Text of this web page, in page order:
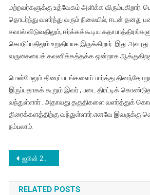
மற்றவர்களுக்கு உத்வேகம் அளிக்க விரும்புகிறார்.
தொடர்ந்து வளர்ந்து வரும் நிலையில், ஈடன் தனது
சவால் விடுவதிலும், ஈர்க்கக்கூடிய
கொடுப்பதிலும் உறுதியாக இருக்கிறார். இது அவரது
வருகையைக் கவனிக்கத்தக்க ஒன்றாக
மென்மேலும் திரைப்படங்களைப் பார்த்து
இருப்பதாகக் கூறும் இவர் , படை திரட்டிக்
வந்துள்ளார் . அதாவது தகுதிகளை வளர்த்துக்
திரைக்களத்திற்கு வந்துள்ளார்.எனவே இவருக்கு
நம்பலாம்.
Post
navigation
ஜூன் 25ம் தேதி திரையரங்குகளில் வெளியாகும் பிரஜின் நடிக்கும் ‘அந்தரன்’
RELATED POSTS